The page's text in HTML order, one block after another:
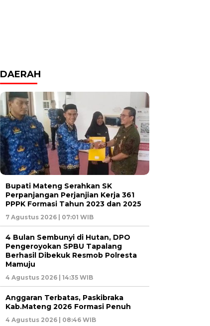
DAERAH
Bupati Mateng Serahkan SK
Perpanjangan Perjanjian Kerja 361
PPPK Formasi Tahun 2023 dan 2025
7 Agustus 2026 | 07:01 WIB
4 Bulan Sembunyi di Hutan, DPO
Pengeroyokan SPBU Tapalang
Berhasil Dibekuk Resmob Polresta
Mamuju
4 Agustus 2026 | 14:35 WIB
Anggaran Terbatas, Paskibraka
Kab.Mateng 2026 Formasi Penuh
4 Agustus 2026 | 08:46 WIB